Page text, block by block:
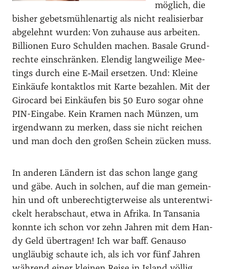
mög­lich, die
bis­her gebets­müh­len­ar­tig als nicht rea­li­sier­bar
abge­lehnt wur­den: Von zuhau­se aus arbei­ten.
Bil­lio­nen Euro Schul­den machen. Basa­le Grund­
rech­te ein­schrän­ken. Elen­dig lang­wei­li­ge Mee­
tings durch eine E‑Mail erset­zen. Und: Klei­ne
Ein­käu­fe kon­takt­los mit Kar­te bezah­len. Mit der
Giro­card bei Ein­käu­fen bis 50 Euro sogar ohne
PIN-Ein­ga­be. Kein Kra­men nach Mün­zen, um
irgend­wann zu mer­ken, dass sie nicht rei­chen
und man doch den gro­ßen Schein zücken muss.
In ande­ren Län­dern ist das schon lan­ge gang
und gäbe. Auch in sol­chen, auf die man gemein­
hin und oft unbe­rech­tig­ter­wei­se als unter­ent­wi­
ckelt her­ab­schaut, etwa in Afri­ka. In Tan­sa­nia
konn­te ich schon vor zehn Jah­ren mit dem Han­
dy Geld über­tra­gen! Ich war baff. Genau­so
ungläu­big schau­te ich, als ich vor fünf Jah­ren